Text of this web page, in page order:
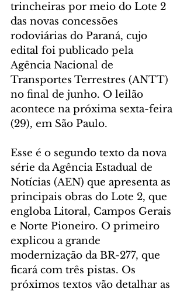
trincheiras por meio do Lote 2
das novas concessões
rodoviárias do Paraná, cujo
edital foi publicado pela
Agência Nacional de
Transportes Terrestres (ANTT)
no final de junho. O leilão
acontece na próxima sexta-feira
(29), em São Paulo.
Esse é o segundo texto da nova
série da Agência Estadual de
Notícias (AEN) que apresenta as
principais obras do Lote 2, que
engloba Litoral, Campos Gerais
e Norte Pioneiro. O primeiro
explicou a grande
modernização da BR-277, que
ficará com três pistas. Os
próximos textos vão detalhar as